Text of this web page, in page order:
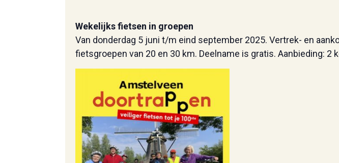
Wekelijks fietsen in groepen
Van donderdag 5 juni t/m eind september 2025. Vertrek- en
fietsgroepen van 20 en 30 km. Deelname is gratis. Aanbieding: